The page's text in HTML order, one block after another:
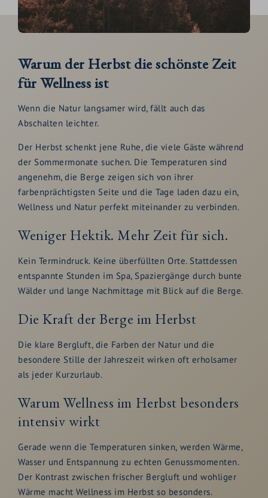
Warum der Herbst die schönste Zeit
für Wellness ist
Wenn die Natur langsamer wird, fällt auch das
Abschalten leichter.
Der Herbst schenkt jene Ruhe, die viele Gäste während
der Sommermonate suchen. Die Temperaturen sind
angenehm, die Berge zeigen sich von ihrer
farbenprächtigsten Seite und die Tage laden dazu ein,
Wellness und Natur perfekt miteinander zu verbinden.
Weniger Hektik. Mehr Zeit für sich.
Kein Termindruck. Keine überfüllten Orte. Stattdessen
entspannte Stunden im Spa, Spaziergänge durch bunte
Wälder und lange Nachmittage mit Blick auf die Berge.
Die Kraft der Berge im Herbst
Die klare Bergluft, die Farben der Natur und die
besondere Stille der Jahreszeit wirken oft erholsamer
als jeder Kurzurlaub.
Warum Wellness im Herbst besonders
intensiv wirkt
Gerade wenn die Temperaturen sinken, werden Wärme,
Wasser und Entspannung zu echten Genussmomenten.
Der Kontrast zwischen frischer Bergluft und wohliger
Wärme macht Wellness im Herbst so besonders.